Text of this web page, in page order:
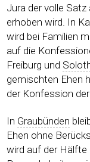
Jura der volle
erhoben wird. In
wird bei Familien
auf die
Freiburg und
gemischten Ehen
der Konfession
In Graubünden
Ehen ohne
wird auf der Hälfte